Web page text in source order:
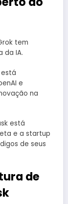
tem
da IA.
e
na
está
e a startup
de seus
de